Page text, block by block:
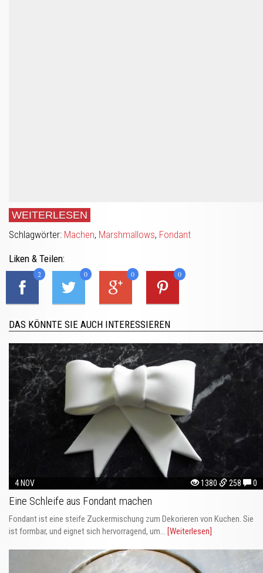
WEITERLESEN
Schlagwörter: Machen, Marshmallows, Fondant
Liken & Teilen:
2 0 0 0
DAS KÖNNTE SIE AUCH INTERESSIEREN
4 NOV 1380 258 0
Eine Schleife aus Fondant machen
Fondant ist eine steife Zuckermischung zum Dekorieren von Kuchen. Sie
ist formbar, und eignet sich hervorragend, um... [Weiterlesen]